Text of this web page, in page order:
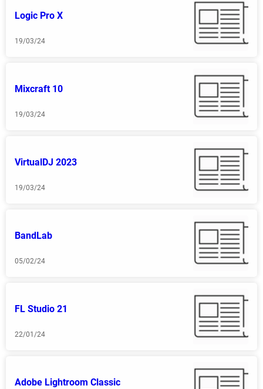
Logic Pro X
19/03/24
Mixcraft 10
19/03/24
VirtualDJ 2023
19/03/24
BandLab
05/02/24
FL Studio 21
22/01/24
Adobe Lightroom Classic